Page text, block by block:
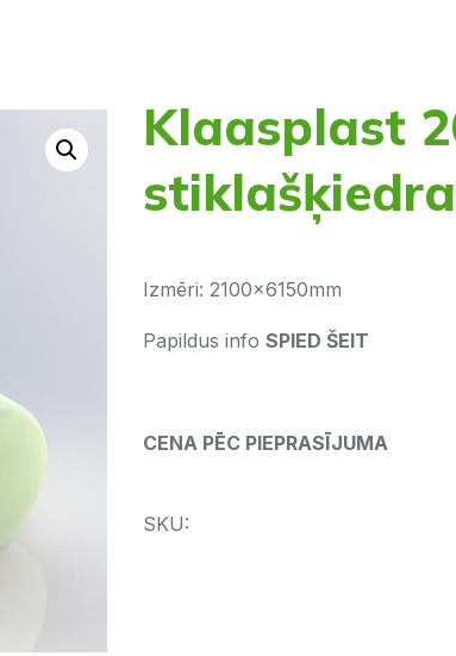
Klaasplast
Izmēri: 2100x6150mm
Papildus info SPIED ŠEIT
CENA PĒC PIEPRASĪJUMA
SKU: